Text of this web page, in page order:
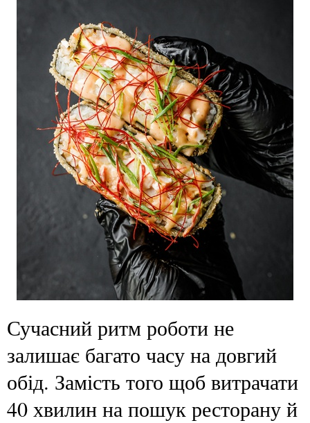
Сучасний ритм роботи не
залишає багато часу на довгий
обід. Замість того щоб витрачати
40 хвилин на пошук ресторану й